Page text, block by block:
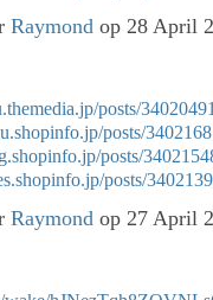
Raymond op 28 April
posts/34020491
posts/
posts/
posts/
Raymond op 27 April